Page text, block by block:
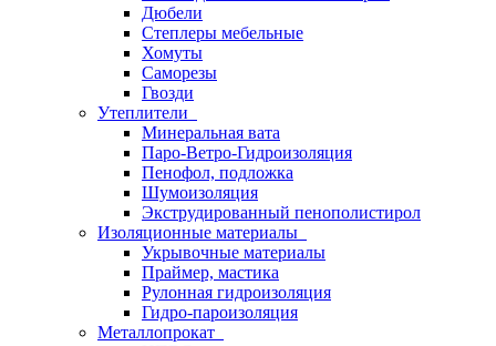
Дюбели
Степлеры мебельные
Хомуты
Саморезы
Гвозди
Утеплители
Минеральная вата
Паро-Ветро-Гидроизоляция
Пенофол, подложка
Шумоизоляция
Экструдированный пенополистирол
Изоляционные материалы
Укрывочные материалы
Праймер, мастика
Рулонная гидроизоляция
Гидро-пароизоляция
Металлопрокат